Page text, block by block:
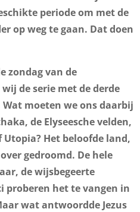
periode om met de
op weg te gaan. Dat doen
zondag van de
de serie met de derde
moeten we ons daarbij
de Elyseesche velden,
Het beloofde land,
gedroomd. De hele
de wijsbegeerte
proberen het te vangen in
wat antwoordde Jezus